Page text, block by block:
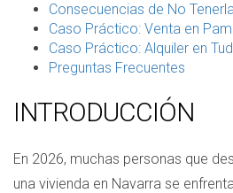
Consecuencias de No
Caso Práctico: Venta en
Caso Práctico: Alquiler en
Preguntas Frecuentes
INTRODUCCIÓN
En 2026, muchas personas que
una vivienda en Navarra se